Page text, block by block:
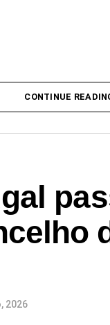
CONTINUE
2026